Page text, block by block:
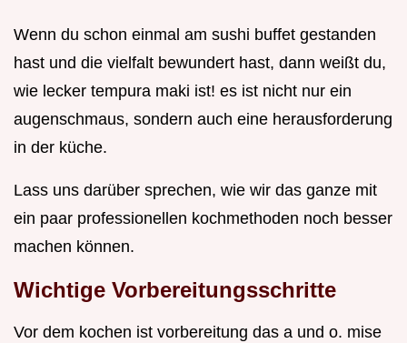
Wenn du schon einmal am sushi buffet gestanden
hast und die vielfalt bewundert hast, dann weißt du,
wie lecker tempura maki ist! es ist nicht nur ein
augenschmaus, sondern auch eine herausforderung
in der küche.
Lass uns darüber sprechen, wie wir das ganze mit
ein paar professionellen kochmethoden noch besser
machen können.
Wichtige Vorbereitungsschritte
Vor dem kochen ist vorbereitung das a und o. mise